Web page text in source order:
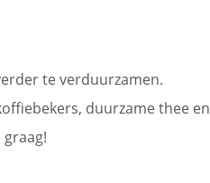
te verduurzamen.
duurzame thee en